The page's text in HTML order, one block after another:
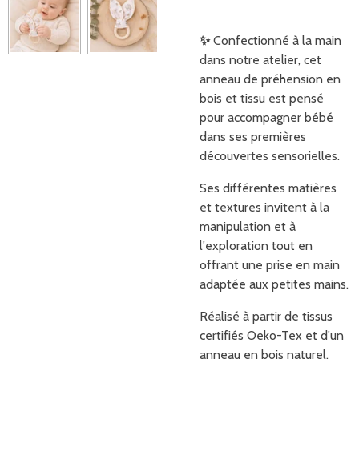
✨Confectionné à la main
dans notre atelier, cet
anneau de préhension en
bois et tissu est pensé
pour accompagner bébé
dans ses premières
découvertes sensorielles.
Ses différentes matières
et textures invitent à la
manipulation et à
l'exploration tout en
offrant une prise en main
adaptée aux petites mains.
Réalisé à partir de tissus
certifiés Oeko-Tex et d'un
anneau en bois naturel.